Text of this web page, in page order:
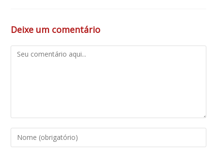
Deixe um comentário
Comentário
Digite
seu